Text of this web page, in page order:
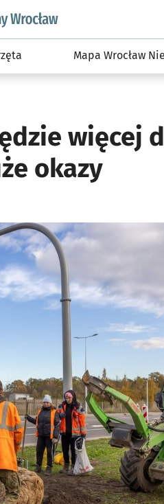
podserwis: Środowisko
Mapa Wrocław
więcej
okazy